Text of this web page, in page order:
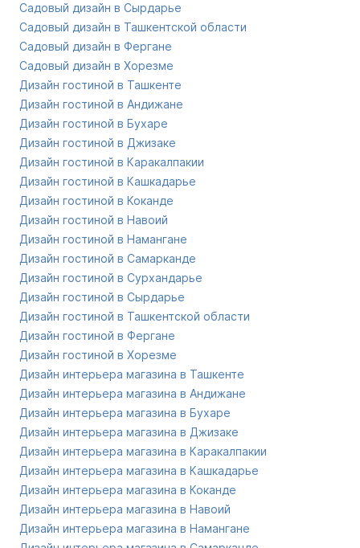
Садовый дизайн в Сырдарье
Садовый дизайн в Ташкентской области
Садовый дизайн в Фергане
Садовый дизайн в Хорезме
Дизайн гостиной в Ташкенте
Дизайн гостиной в Андижане
Дизайн гостиной в Бухаре
Дизайн гостиной в Джизаке
Дизайн гостиной в Каракалпакии
Дизайн гостиной в Кашкадарье
Дизайн гостиной в Коканде
Дизайн гостиной в Навоий
Дизайн гостиной в Намангане
Дизайн гостиной в Самарканде
Дизайн гостиной в Сурхандарье
Дизайн гостиной в Сырдарье
Дизайн гостиной в Ташкентской области
Дизайн гостиной в Фергане
Дизайн гостиной в Хорезме
Дизайн интерьера магазина в Ташкенте
Дизайн интерьера магазина в Андижане
Дизайн интерьера магазина в Бухаре
Дизайн интерьера магазина в Джизаке
Дизайн интерьера магазина в Каракалпакии
Дизайн интерьера магазина в Кашкадарье
Дизайн интерьера магазина в Коканде
Дизайн интерьера магазина в Навоий
Дизайн интерьера магазина в Намангане